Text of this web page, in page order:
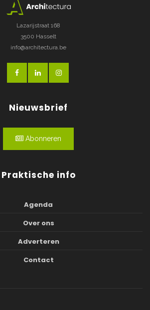
Lazarijstraat 168
3500 Hasselt
info@architectura.be
Nieuwsbrief
Abonneren
Praktische info
Agenda
Over ons
Adverteren
Contact